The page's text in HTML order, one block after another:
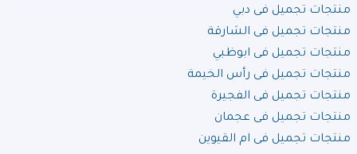
منتجات تجميل فى دبي
منتجات تجميل فى الشارقة
منتجات تجميل فى ابوظبي
منتجات تجميل فى رأس الخيمة
منتجات تجميل فى الفجيرة
منتجات تجميل فى عجمان
منتجات تجميل فى ام القيوين